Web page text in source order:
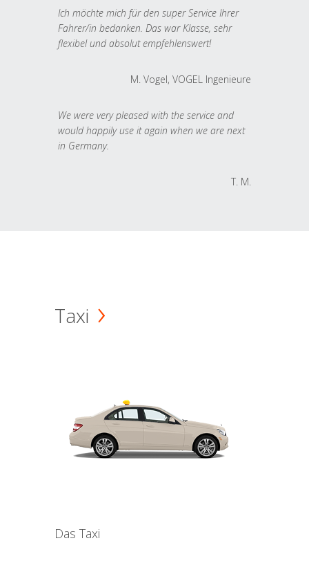
Ich möchte mich für den super Service Ihrer
Fahrer/in bedanken. Das war Klasse, sehr
flexibel und absolut empfehlenswert!
M. Vogel, VOGEL Ingenieure
We were very pleased with the service and
would happily use it again when we are next
in Germany.
T. M.
Taxi
Das Taxi